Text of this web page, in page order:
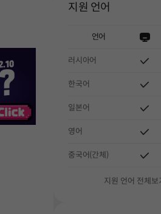
지원 언어
언어
러시아어
한국어
일본어
영어
중국어(간체)
지원 언어 전체보